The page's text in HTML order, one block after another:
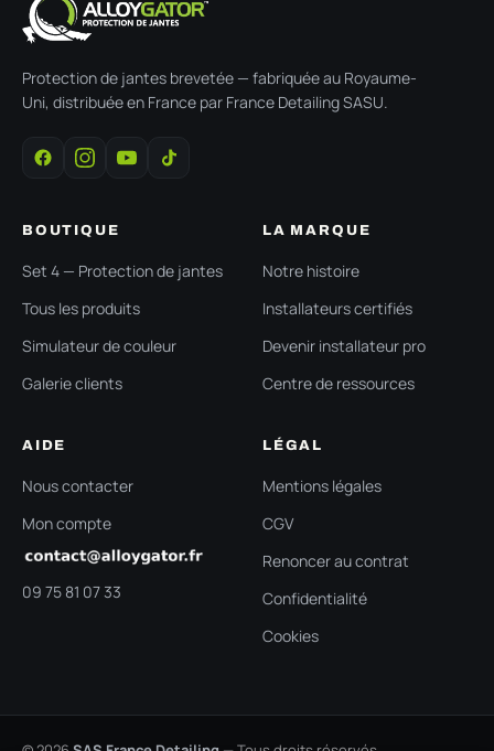
Protection de jantes brevetée — fabriquée au Royaume-
Uni, distribuée en France par France Detailing SASU.
BOUTIQUE
Set 4 — Protection de jantes
Tous les produits
Simulateur de couleur
Galerie clients
LA MARQUE
Notre histoire
Installateurs certifiés
Devenir installateur pro
Centre de ressources
AIDE
Nous contacter
Mon compte
09 75 81 07 33
LÉGAL
Mentions légales
CGV
Renoncer au contrat
Confidentialité
Cookies